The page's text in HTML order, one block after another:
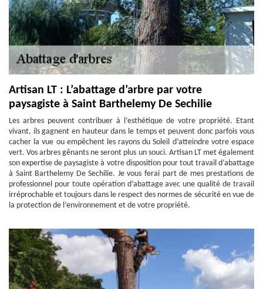
Artisan LT : L’abattage d’arbre par votre
paysagiste à Saint Barthelemy De Sechilie
Les arbres peuvent contribuer à l’esthétique de votre propriété. Etant
vivant, ils gagnent en hauteur dans le temps et peuvent donc parfois vous
cacher la vue ou empêchent les rayons du Soleil d’atteindre votre espace
vert. Vos arbres gênants ne seront plus un souci. Artisan LT met également
son expertise de paysagiste à votre disposition pour tout travail d’abattage
à Saint Barthelemy De Sechilie. Je vous ferai part de mes prestations de
professionnel pour toute opération d’abattage avec une qualité de travail
irréprochable et toujours dans le respect des normes de sécurité en vue de
la protection de l’environnement et de votre propriété.